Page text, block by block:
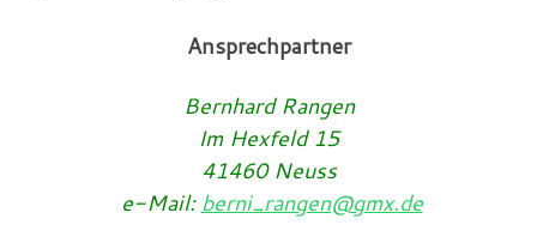
Ansprechpartner
Bernhard Rangen
Im Hexfeld 15
41460 Neuss
e-Mail:berni_rangen@gmx.de